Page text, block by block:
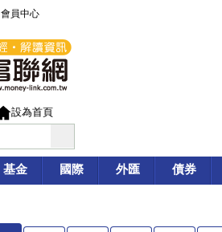
會員中心
設為首頁
基金 國際 外匯 債券